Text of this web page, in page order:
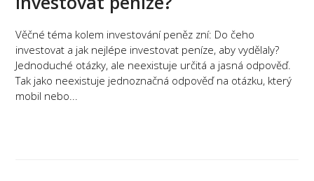
Věčné téma kolem investování peněz zní: Do čeho
investovat a jak nejlépe investovat peníze, aby vydělaly?
Jednoduché otázky, ale neexistuje určitá a jasná odpověď.
Tak jako neexistuje jednoznačná odpověď na otázku, který
mobil nebo...